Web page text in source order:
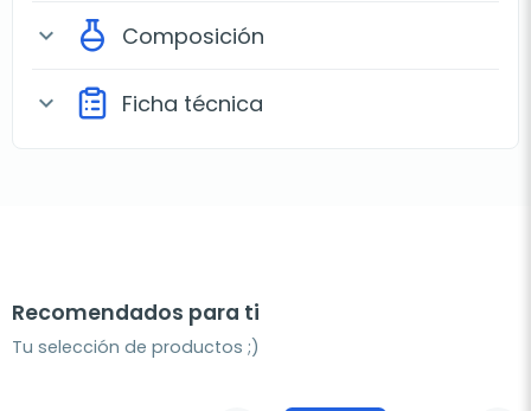
expand_more Composición
expand_more Ficha técnica
Recomendados para ti
Tu selección de productos ;)